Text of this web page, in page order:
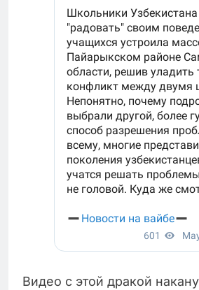
Видео с этой дракой